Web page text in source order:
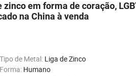
em forma de coração,
na China à venda
Tipo de Metal: Liga de Zinco
Forma: Humano